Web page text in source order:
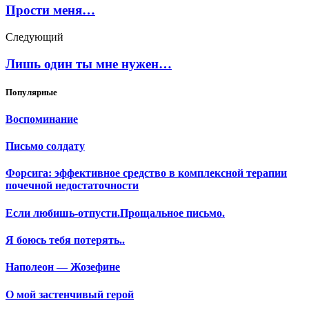
Прости меня…
Следующий
Лишь один ты мне нужен…
Популярные
Воспоминание
Письмо солдату
Форсига: эффективное средство в комплексной терапии
почечной недостаточности
Если любишь-отпусти.Прощальное письмо.
Я боюсь тебя потерять..
Наполеон — Жозефине
О мой застенчивый герой